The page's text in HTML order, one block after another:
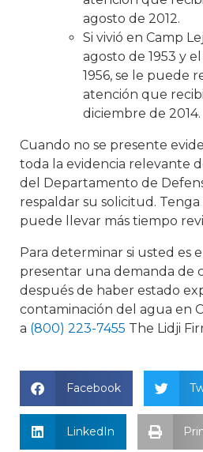
agosto de 2012.
Si vivió en Camp
agosto de 1953 y
1956, se le puede
atención que
diciembre de 2014.
Cuando no se presente
toda la evidencia relevante
del Departamento de
respaldar su solicitud.
puede llevar más tiempo
Para determinar si usted es
presentar una demanda de
después de haber estado
contaminación del agua en
a (800) 223-7455 The Lidji
Facebook
LinkedIn